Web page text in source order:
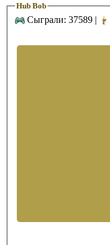
Hub Bob
Сыграли: 37589 |